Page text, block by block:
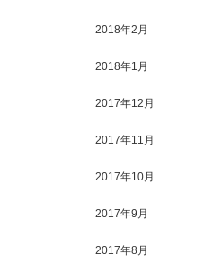
2018年2月
2018年1月
2017年12月
2017年11月
2017年10月
2017年9月
2017年8月